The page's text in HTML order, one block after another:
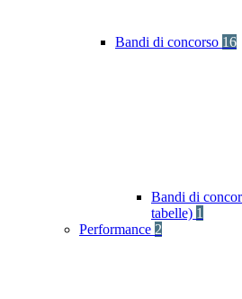
Bandi di concorso 16
Bandi di
tabelle) 1
Performance 2